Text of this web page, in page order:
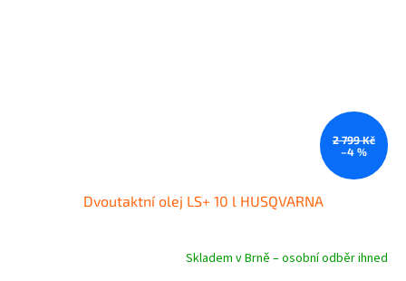
2 799 Kč
–4 %
Dvoutaktní olej LS+ 10 l HUSQVARNA
Skladem v Brně – osobní odběr ihned